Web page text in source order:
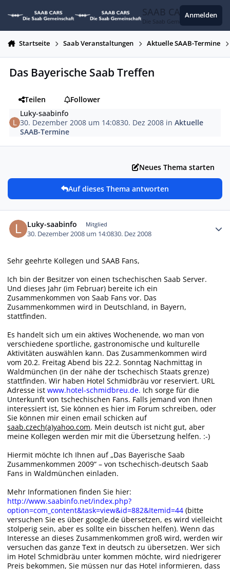
SAAB CARS
Die Saab Gemeinschaft
Anmelden
Startseite Saab Veranstaltungen Aktuelle SAAB-Termine
Das Bayerische Saab Treffen
Teilen
Follower
Luky-saabinfo
30. Dezember 2008 um 14:0830. Dez 2008 inAktuelle
SAAB-Termine
Neues Thema starten
Auf dieses Thema antworten
Luky-saabinfo Mitglied
30. Dezember 2008 um 14:0830. Dez 2008
Sehr geehrte Kollegen und SAAB Fans,
Ich bin der Besitzer von einen tschechischen Saab Server.
Und dieses Jahr (im Februar) bereite ich ein
Zusammenkommen von Saab Fans vor. Das
Zusammenkommen wird in Deutschland, in Bayern,
stattfinden.
Es handelt sich um ein aktives Wochenende, wo man von
verschiedene sportliche, gastronomische und kulturelle
Aktivitäten auswählen kann. Das Zusammenkommen wird
vom 20.2. Freitag Abend bis 22.2. Sonntag Nachmittag in
Waldmünchen (in der nähe der tschechisch Staats grenze)
stattfinden. Wir haben Hotel Schmidbräu vor reserviert. URL
Adresse ist www.hotel-schmidbreu.de. Ich sorge für die
Unterkunft von tschechischen Fans. Falls jemand von Ihnen
interessiert ist, Sie können es hier im Forum schreiben, oder
Sie können mir einen email schicken auf
saab.czech(a)yahoo.com. Mein deutsch ist nicht gut, aber
meine Kollegen werden mir mit die Übersetzung helfen. :-)
Hiermit möchte Ich Ihnen auf „Das Bayerische Saab
Zusammenkommen 2009“ – von tschechisch-deutsch Saab
Fans in Waldmünchen einladen.
Mehr Informationen finden Sie hier:
http://www.saabinfo.net/index.php?
option=com_content&task=view&id=882&Itemid=44 (bitte
versuchen Sie es über google.de übersetzen, es wird vielleicht
stolperig sein, aber es sollte ein bisschen helfen). Wenn das
Interesse an dieses Zusammenkommen groß wird, werden wir
versuchen das ganze Text in deutsch zu übersetzen. Wer sich
im Hotel Schmidbräu unter kommen möchte, wird niedrigerer
Preis bekommen, Sie müssen nur das Hotel informieren, dass